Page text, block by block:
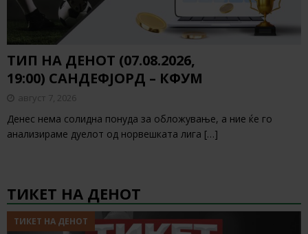
ТИП НА ДЕНОТ (07.08.2026,
19:00) САНДЕФЈОРД – КФУМ
август 7, 2026
Денес нема солидна понуда за обложување, а ние ќе го
анализираме дуелот од норвешката лига […]
ТИКЕТ НА ДЕНОТ
ТИКЕТ НА ДЕНОТ